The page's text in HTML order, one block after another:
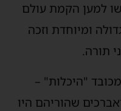
למען הקמת עולם
ומיוחדת וזכה
תורה.
"היכלות" –
שהוריהם היו